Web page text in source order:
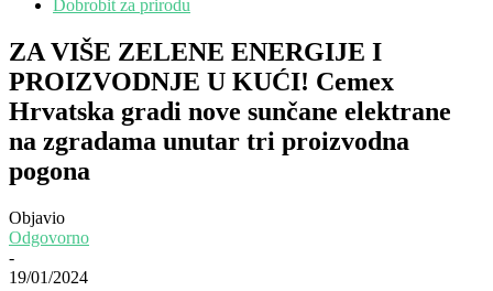
Dobrobit za prirodu
ZA VIŠE ZELENE ENERGIJE I
PROIZVODNJE U KUĆI! Cemex
Hrvatska gradi nove sunčane elektrane
na zgradama unutar tri proizvodna
pogona
Objavio
Odgovorno
-
19/01/2024